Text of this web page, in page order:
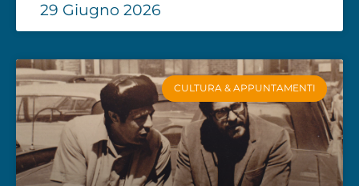
29 Giugno 2026
CULTURA & APPUNTAMENTI